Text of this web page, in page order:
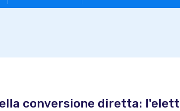
conversione diretta: